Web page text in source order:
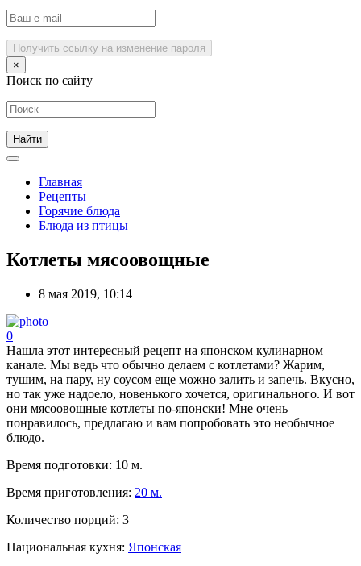
Получить ссылку на изменение пароля
×
Поиск по сайту
Главная
Рецепты
Горячие блюда
Блюда из птицы
Котлеты мясоовощные
8 мая 2019, 10:14
0
Нашла этот интересный рецепт на японском кулинарном
канале. Мы ведь что обычно делаем с котлетами? Жарим,
тушим, на пару, ну соусом еще можно залить и запечь. Вкусно,
но так уже надоело, новенького хочется, оригинального. И вот
они мясоовощные котлеты по-японски! Мне очень
понравилось, предлагаю и вам попробовать это необычное
блюдо.
Время подготовки: 10 м.
Время приготовления: 20 м.
Количество порций: 3
Национальная кухня: Японская